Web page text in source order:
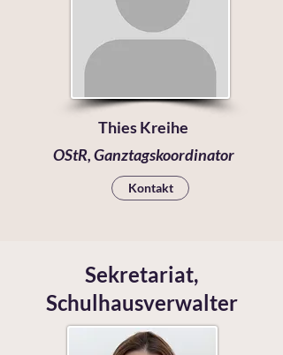
Thies Kreihe
OStR, Ganztagskoordinator
Kontakt
Sekretariat,
Schulhausverwalter